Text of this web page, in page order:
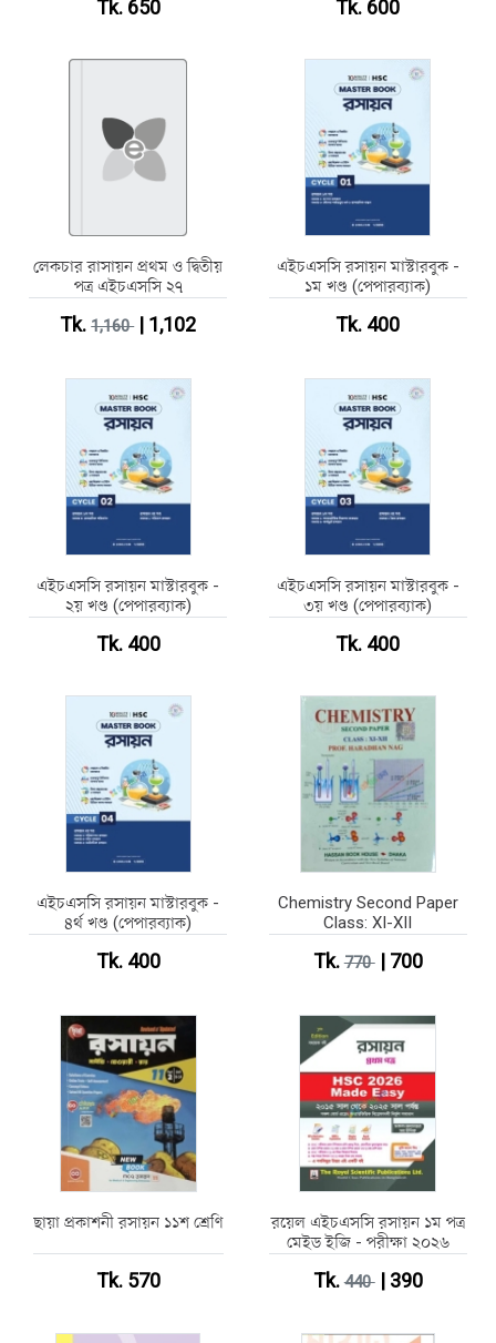
Tk. 650 Tk. 600
লেকচার রাসায়ন প্রথম ও দ্বিতীয়
পত্র এইচএসসি ২৭
Tk.1,160| 1,102
এইচএসসি রসায়ন মাস্টারবুক -
১ম খণ্ড (পেপারব্যাক)
Tk. 400
এইচএসসি রসায়ন মাস্টারবুক -
২য় খণ্ড (পেপারব্যাক)
Tk. 400
এইচএসসি রসায়ন মাস্টারবুক -
৩য় খণ্ড (পেপারব্যাক)
Tk. 400
এইচএসসি রসায়ন মাস্টারবুক -
৪র্থ খণ্ড (পেপারব্যাক)
Tk. 400
Chemistry Second Paper
Class: XI-XII
Tk.770| 700
ছায়া প্রকাশনী রসায়ন ১১শ শ্রেণি
Tk. 570
রয়েল এইচএসসি রসায়ন ১ম পত্র
মেইড ইজি - পরীক্ষা ২০২৬
Tk.440| 390